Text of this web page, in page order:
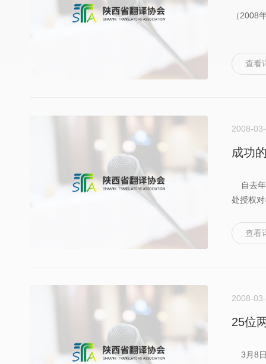
（2008
查看
2008-
成功
自去年
处授权
查看
2008-
25位
3月8日